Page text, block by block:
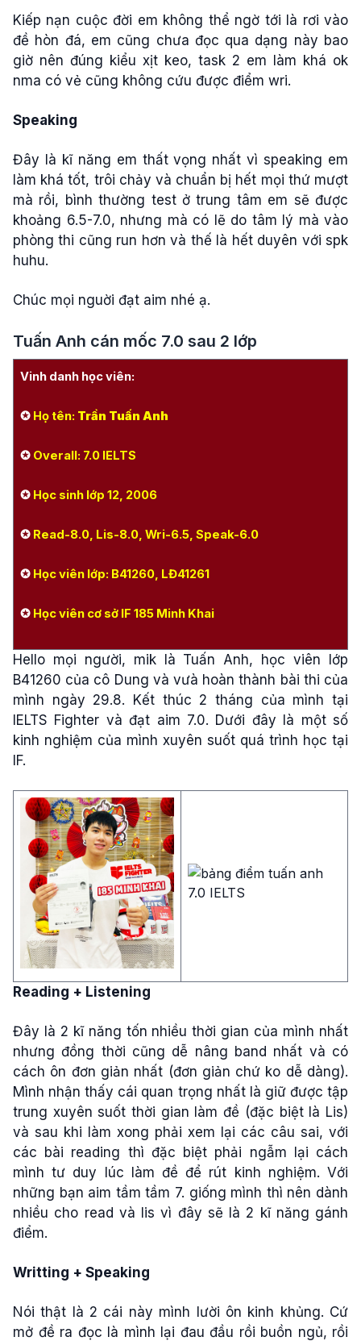
Kiếp nạn cuộc đời em không thể ngờ tới là rơi vào
đề hòn đá, em cũng chưa đọc qua dạng này bao
giờ nên đúng kiểu xịt keo, task 2 em làm khá ok
nma có vẻ cũng không cứu được điểm wri.
Speaking
Đây là kĩ năng em thất vọng nhất vì speaking em
làm khá tốt, trôi chảy và chuẩn bị hết mọi thứ mượt
mà rồi, bình thường test ở trung tâm em sẽ được
khoảng 6.5-7.0, nhưng mà có lẽ do tâm lý mà vào
phòng thi cũng run hơn và thế là hết duyên với spk
huhu.
Chúc mọi nguời đạt aim nhé ạ.
Tuấn Anh cán mốc 7.0 sau 2 lớp
Vinh danh học viên:
✪ Họ tên: Trần Tuấn Anh
✪ Overall: 7.0 IELTS
✪ Học sinh lớp 12, 2006
✪ Read-8.0, Lis-8.0, Wri-6.5, Speak-6.0
✪ Học viên lớp: B41260, LĐ41261
✪ Học viên cơ sở IF 185 Minh Khai
Hello mọi người, mik là Tuấn Anh, học viên lớp
B41260 của cô Dung và vưà hoàn thành bài thi của
mình ngày 29.8. Kết thúc 2 tháng của mình tại
IELTS Fighter và đạt aim 7.0. Dưới đây là một số
kinh nghiệm của mình xuyên suốt quá trình học tại
IF.
Reading + Listening
Đây là 2 kĩ năng tốn nhiều thời gian của mình nhất
nhưng đồng thời cũng dễ nâng band nhất và có
cách ôn đơn giản nhất (đơn giản chứ ko dễ dàng).
Mình nhận thấy cái quan trọng nhất là giữ được tập
trung xuyên suốt thời gian làm đề (đặc biệt là Lis)
và sau khi làm xong phải xem lại các câu sai, với
các bài reading thì đặc biệt phải ngẫm lại cách
mình tư duy lúc làm đề để rút kinh nghiệm. Với
những bạn aim tầm tầm 7. giống mình thì nên dành
nhiều cho read và lis vì đây sẽ là 2 kĩ năng gánh
điểm.
Writting + Speaking
Nói thật là 2 cái này mình lười ôn kinh khủng. Cứ
mở đề ra đọc là mình lại đau đầu rồi buồn ngủ, rồi